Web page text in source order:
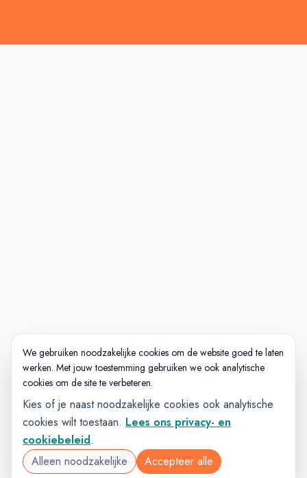
We gebruiken noodzakelijke cookies om de website goed te laten
werken. Met jouw toestemming gebruiken we ook analytische
cookies om de site te verbeteren.
Kies of je naast noodzakelijke cookies ook analytische
cookies wilt toestaan. Lees ons privacy- en
cookiebeleid.
Alleen noodzakelijke
Accepteer alle